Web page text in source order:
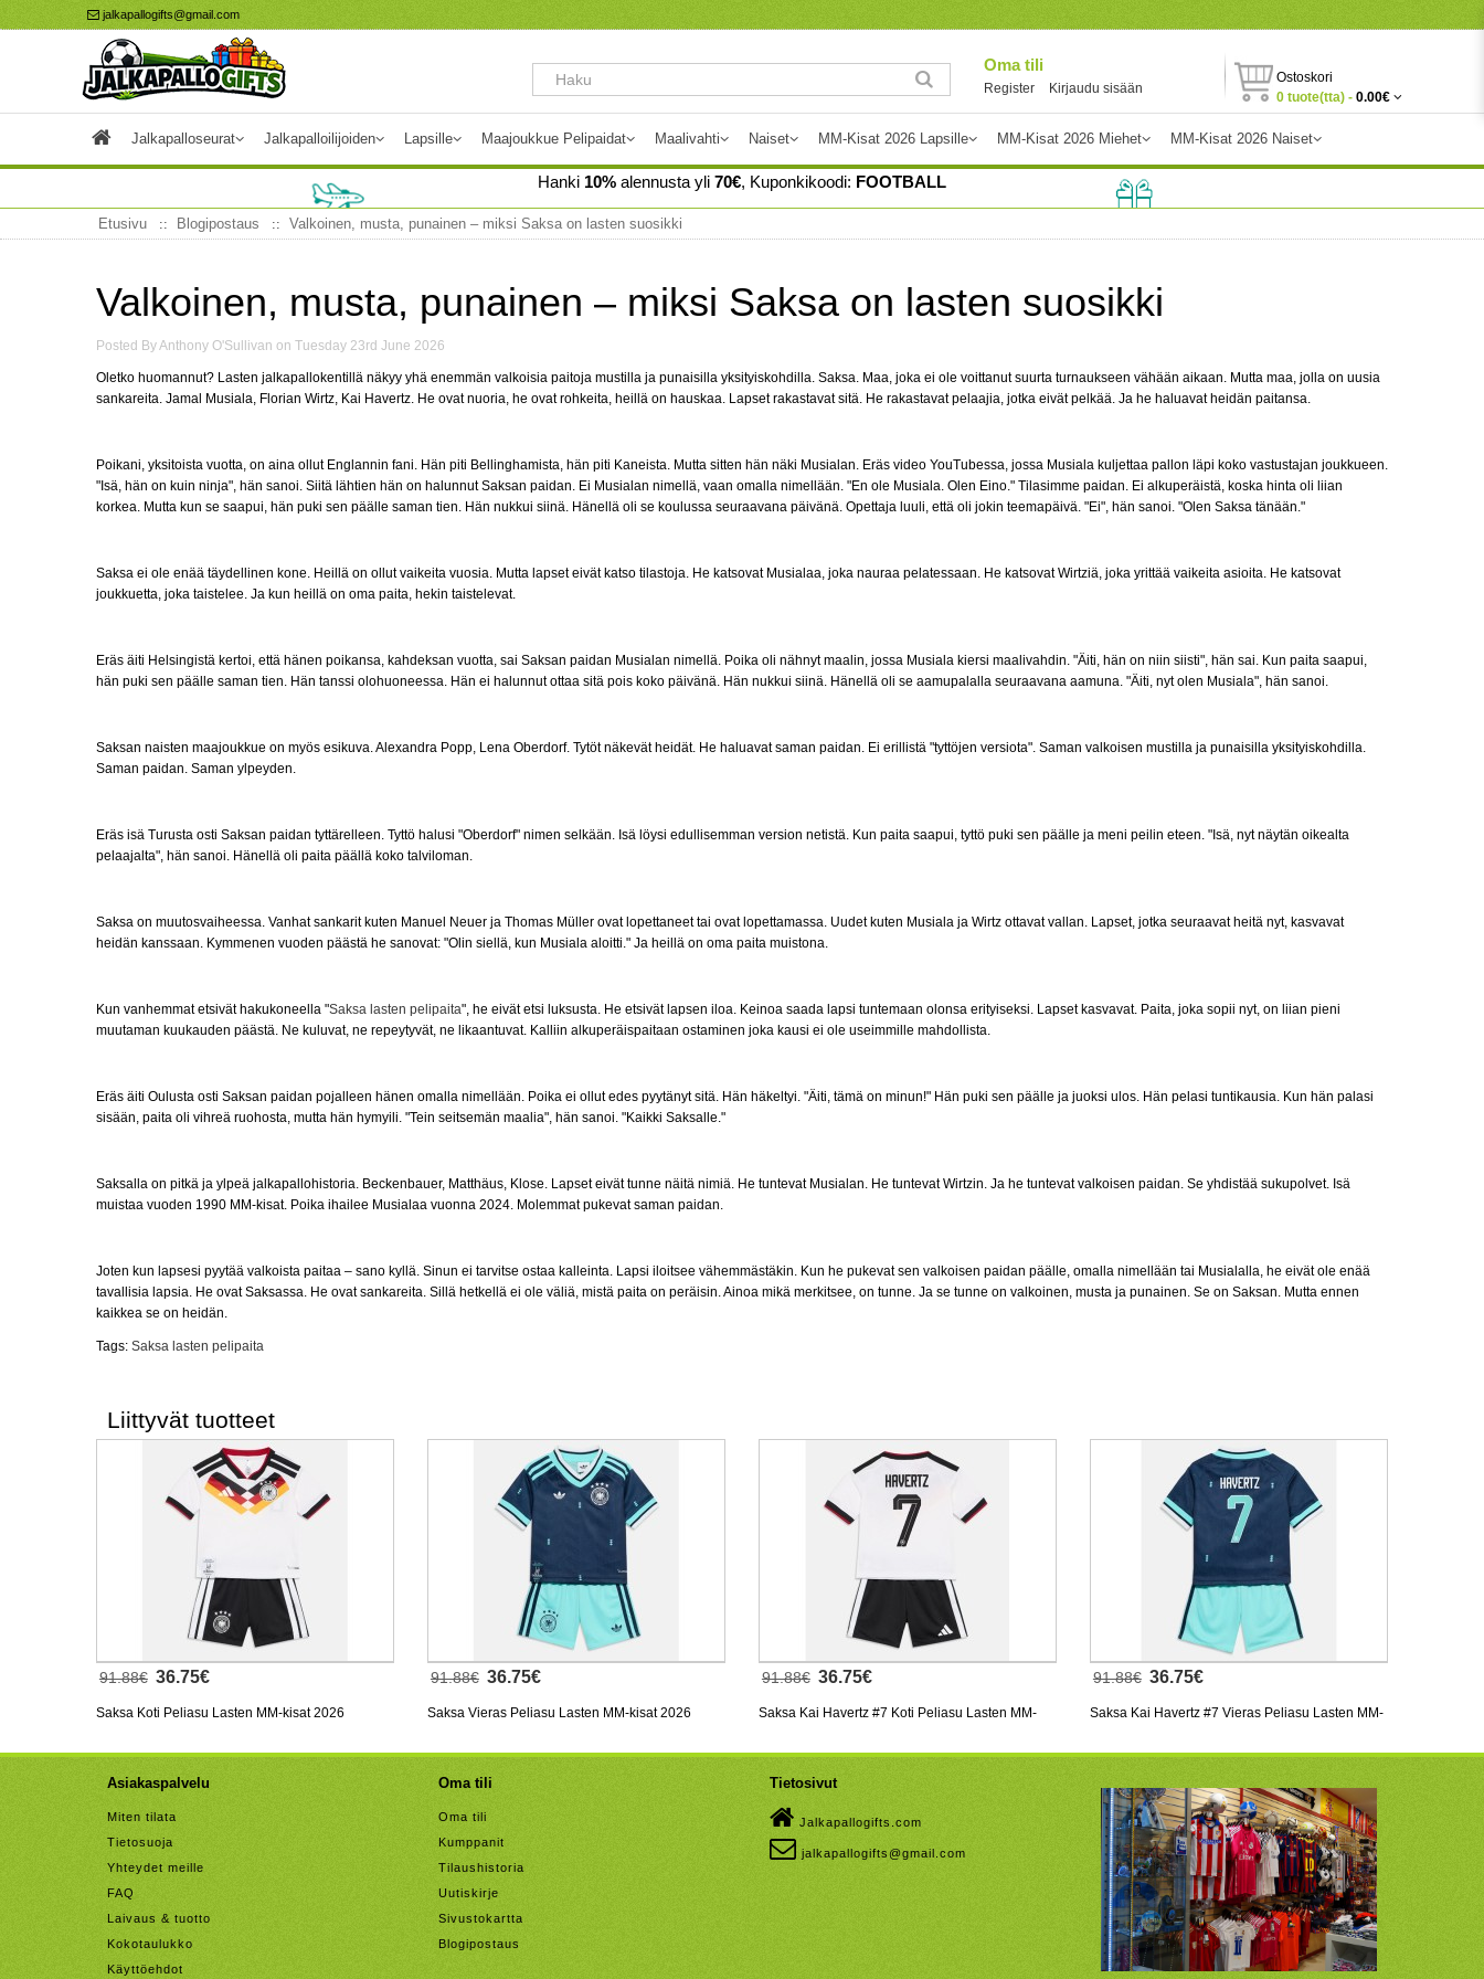
jalkapallogifts@gmail.com
Oma tili
Register Kirjaudu sisään
Ostoskori
0 tuote(tta) - 0.00€
Jalkapalloseurat Jalkapalloilijoiden Lapsille Maajoukkue Pelipaidat Maalivahti Naiset MM-Kisat 2026 Lapsille MM-Kisat 2026 Miehet MM-Kisat 2026 Naiset
Hanki 10% alennusta yli 70€, Kuponkikoodi: FOOTBALL
Etusivu Blogipostaus Valkoinen, musta, punainen – miksi Saksa on lasten suosikki
Valkoinen, musta, punainen – miksi Saksa on lasten suosikki
Posted By Anthony O'Sullivan on Tuesday 23rd June 2026
Oletko huomannut? Lasten jalkapallokentillä näkyy yhä enemmän valkoisia paitoja mustilla ja punaisilla yksityiskohdilla. Saksa. Maa, joka ei ole voittanut suurta turnaukseen vähään aikaan. Mutta maa, jolla on uusia
sankareita. Jamal Musiala, Florian Wirtz, Kai Havertz. He ovat nuoria, he ovat rohkeita, heillä on hauskaa. Lapset rakastavat sitä. He rakastavat pelaajia, jotka eivät pelkää. Ja he haluavat heidän paitansa.
Poikani, yksitoista vuotta, on aina ollut Englannin fani. Hän piti Bellinghamista, hän piti Kaneista. Mutta sitten hän näki Musialan. Eräs video YouTubessa, jossa Musiala kuljettaa pallon läpi koko vastustajan joukkueen.
"Isä, hän on kuin ninja", hän sanoi. Siitä lähtien hän on halunnut Saksan paidan. Ei Musialan nimellä, vaan omalla nimellään. "En ole Musiala. Olen Eino." Tilasimme paidan. Ei alkuperäistä, koska hinta oli liian
korkea. Mutta kun se saapui, hän puki sen päälle saman tien. Hän nukkui siinä. Hänellä oli se koulussa seuraavana päivänä. Opettaja luuli, että oli jokin teemapäivä. "Ei", hän sanoi. "Olen Saksa tänään."
Saksa ei ole enää täydellinen kone. Heillä on ollut vaikeita vuosia. Mutta lapset eivät katso tilastoja. He katsovat Musialaa, joka nauraa pelatessaan. He katsovat Wirtziä, joka yrittää vaikeita asioita. He katsovat
joukkuetta, joka taistelee. Ja kun heillä on oma paita, hekin taistelevat.
Eräs äiti Helsingistä kertoi, että hänen poikansa, kahdeksan vuotta, sai Saksan paidan Musialan nimellä. Poika oli nähnyt maalin, jossa Musiala kiersi maalivahdin. "Äiti, hän on niin siisti", hän sai. Kun paita saapui,
hän puki sen päälle saman tien. Hän tanssi olohuoneessa. Hän ei halunnut ottaa sitä pois koko päivänä. Hän nukkui siinä. Hänellä oli se aamupalalla seuraavana aamuna. "Äiti, nyt olen Musiala", hän sanoi.
Saksan naisten maajoukkue on myös esikuva. Alexandra Popp, Lena Oberdorf. Tytöt näkevät heidät. He haluavat saman paidan. Ei erillistä "tyttöjen versiota". Saman valkoisen mustilla ja punaisilla yksityiskohdilla.
Saman paidan. Saman ylpeyden.
Eräs isä Turusta osti Saksan paidan tyttärelleen. Tyttö halusi "Oberdorf" nimen selkään. Isä löysi edullisemman version netistä. Kun paita saapui, tyttö puki sen päälle ja meni peilin eteen. "Isä, nyt näytän oikealta
pelaajalta", hän sanoi. Hänellä oli paita päällä koko talviloman.
Saksa on muutosvaiheessa. Vanhat sankarit kuten Manuel Neuer ja Thomas Müller ovat lopettaneet tai ovat lopettamassa. Uudet kuten Musiala ja Wirtz ottavat vallan. Lapset, jotka seuraavat heitä nyt, kasvavat
heidän kanssaan. Kymmenen vuoden päästä he sanovat: "Olin siellä, kun Musiala aloitti." Ja heillä on oma paita muistona.
Kun vanhemmat etsivät hakukoneella "Saksa lasten pelipaita", he eivät etsi luksusta. He etsivät lapsen iloa. Keinoa saada lapsi tuntemaan olonsa erityiseksi. Lapset kasvavat. Paita, joka sopii nyt, on liian pieni
muutaman kuukauden päästä. Ne kuluvat, ne repeytyvät, ne likaantuvat. Kalliin alkuperäispaitaan ostaminen joka kausi ei ole useimmille mahdollista.
Eräs äiti Oulusta osti Saksan paidan pojalleen hänen omalla nimellään. Poika ei ollut edes pyytänyt sitä. Hän häkeltyi. "Äiti, tämä on minun!" Hän puki sen päälle ja juoksi ulos. Hän pelasi tuntikausia. Kun hän palasi
sisään, paita oli vihreä ruohosta, mutta hän hymyili. "Tein seitsemän maalia", hän sanoi. "Kaikki Saksalle."
Saksalla on pitkä ja ylpeä jalkapallohistoria. Beckenbauer, Matthäus, Klose. Lapset eivät tunne näitä nimiä. He tuntevat Musialan. He tuntevat Wirtzin. Ja he tuntevat valkoisen paidan. Se yhdistää sukupolvet. Isä
muistaa vuoden 1990 MM-kisat. Poika ihailee Musialaa vuonna 2024. Molemmat pukevat saman paidan.
Joten kun lapsesi pyytää valkoista paitaa – sano kyllä. Sinun ei tarvitse ostaa kalleinta. Lapsi iloitsee vähemmästäkin. Kun he pukevat sen valkoisen paidan päälle, omalla nimellään tai Musialalla, he eivät ole enää
tavallisia lapsia. He ovat Saksassa. He ovat sankareita. Sillä hetkellä ei ole väliä, mistä paita on peräisin. Ainoa mikä merkitsee, on tunne. Ja se tunne on valkoinen, musta ja punainen. Se on Saksan. Mutta ennen
kaikkea se on heidän.
Tags: Saksa lasten pelipaita
Liittyvät tuotteet
91.88€ 36.75€
Saksa Koti Peliasu Lasten MM-kisat 2026
91.88€ 36.75€
Saksa Vieras Peliasu Lasten MM-kisat 2026
91.88€ 36.75€
Saksa Kai Havertz #7 Koti Peliasu Lasten MM-
91.88€ 36.75€
Saksa Kai Havertz #7 Vieras Peliasu Lasten MM-
Asiakaspalvelu
Miten tilata
Tietosuoja
Yhteydet meille
FAQ
Laivaus & tuotto
Kokotaulukko
Käyttöehdot
Oma tili
Oma tili
Kumppanit
Tilaushistoria
Uutiskirje
Sivustokartta
Blogipostaus
Tietosivut
Jalkapallogifts.com
jalkapallogifts@gmail.com